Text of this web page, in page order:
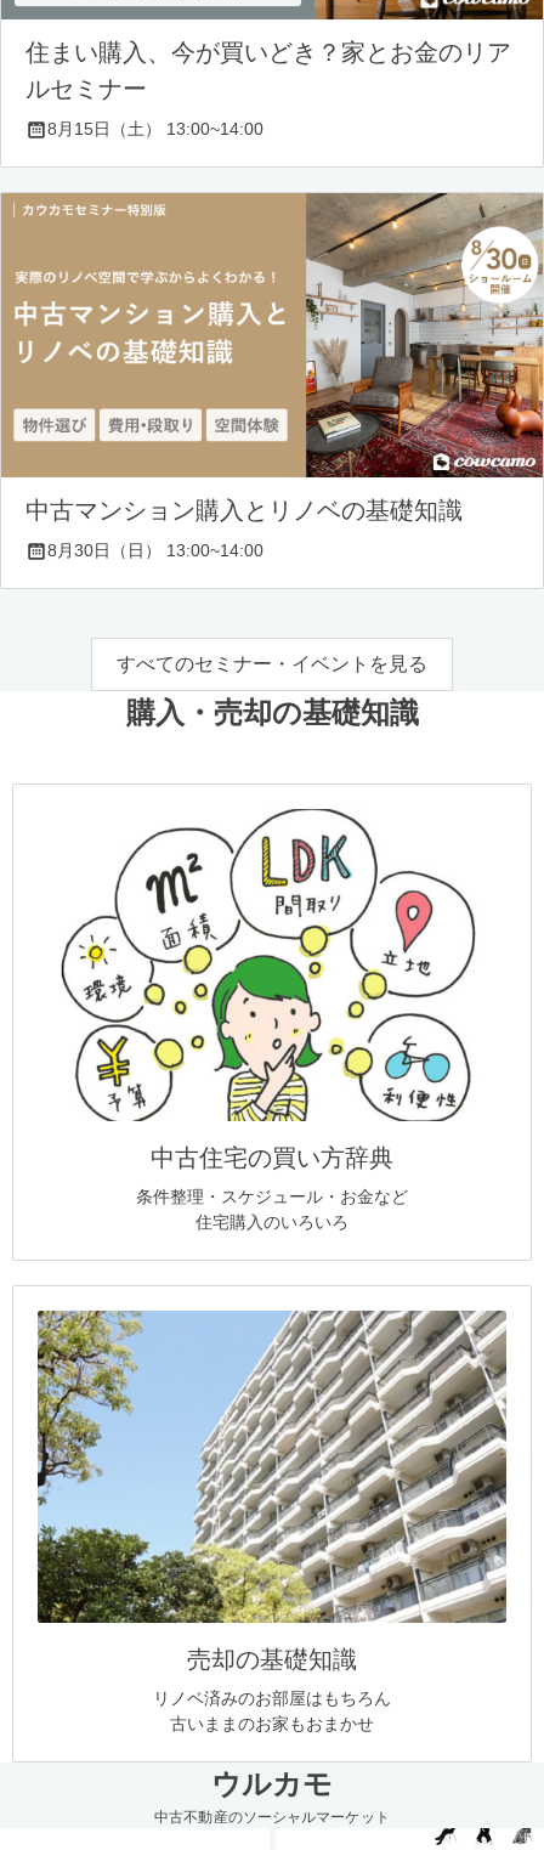
住まい購入、今が買いどき？家とお金のリア
ルセミナー
8月15日（土） 13:00~14:00
中古マンション購入とリノベの基礎知識
8月30日（日） 13:00~14:00
すべてのセミナー・イベントを見る
購入・売却の基礎知識
中古住宅の買い方辞典
条件整理・スケジュール・お金など
住宅購入のいろいろ
売却の基礎知識
リノベ済みのお部屋はもちろん
古いままのお家もおまかせ
ウルカモ
中古不動産のソーシャルマーケット